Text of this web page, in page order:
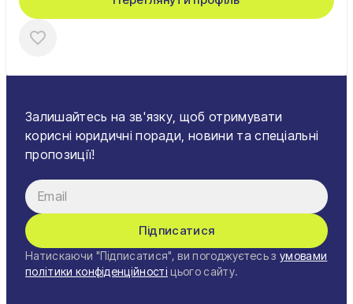
Залишайтесь на зв'язку, щоб отримувати
корисні юридичні поради, новини та спеціальні
пропозиції!
Підписатися
Натискаючи "Підписатися", ви погоджуєтесь з умовами
політики конфіденційності цього сайту.